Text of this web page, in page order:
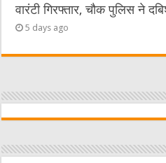
वारंटी गिरफ्तार, चौक पुलिस ने
5 days ago